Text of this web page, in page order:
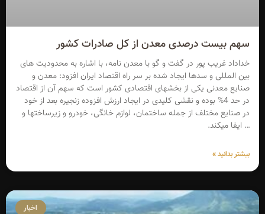
سهم بیست درصدی معدن از کل صادرات کشور
خداداد غریب پور در گفت و گو با معدن نامه، با اشاره به محدودیت های
بین المللی و سدها ایجاد شده بر سر راه اقتصاد ایران افزود: معدن و
صنایع معدنی یکی از بخشهای اقتصادی کشور است که سهم آن از اقتصاد
در حد 4% بوده و نقشی کلیدی در ایجاد ارزش افزوده زنجیره بعد از خود
در صنایع مختلف از جمله ساختمان، لوازم خانگی، خودرو و زیرساختها و
… ایفا میکند.
بیشتر بدانید »
اخبار